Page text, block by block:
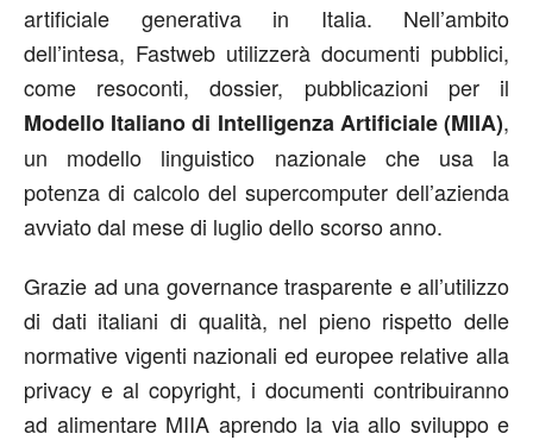
artificiale generativa in Italia. Nell’ambito
dell’intesa, Fastweb utilizzerà documenti pubblici,
come resoconti, dossier, pubblicazioni per il
Modello Italiano di Intelligenza Artificiale (MIIA),
un modello linguistico nazionale che usa la
potenza di calcolo del supercomputer dell’azienda
avviato dal mese di luglio dello scorso anno.
Grazie ad una governance trasparente e all’utilizzo
di dati italiani di qualità, nel pieno rispetto delle
normative vigenti nazionali ed europee relative alla
privacy e al copyright, i documenti contribuiranno
ad alimentare MIIA aprendo la via allo sviluppo e